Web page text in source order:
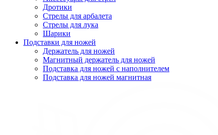
Дротики
Стрелы для арбалета
Стрелы для лука
Шарики
Подставки для ножей
Держатель для ножей
Магнитный держатель для ножей
Подставка для ножей с наполнителем
Подставка для ножей магнитная